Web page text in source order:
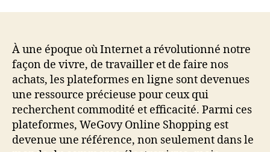
votre
passerelle
une
gestion
efficace
de
la
À une époque où Internet a révolutionné notre
façon de vivre, de travailler et de faire nos
achats, les plateformes en ligne sont devenues
une ressource précieuse pour ceux qui
recherchent commodité et efficacité. Parmi ces
plateformes, WeGovy Online Shopping est
devenue une référence, non seulement dans le